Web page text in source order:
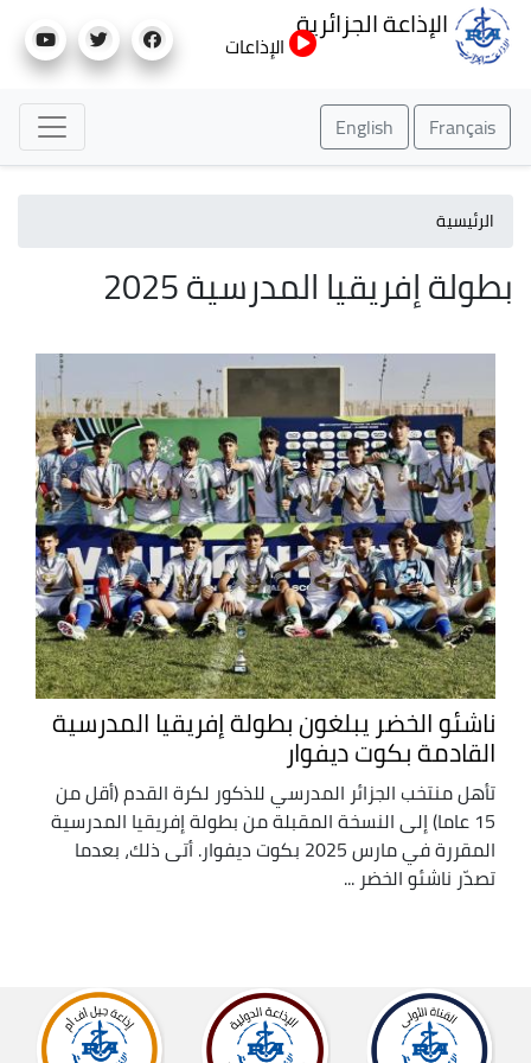
إلى
الإذاعة الجزائرية
الإذاعات
Français
English
الرئيسية
بطولة إفريقيا المدرسية 2025
ناشئو الخضر يبلغون بطولة إفريقيا المدرسية
القادمة بكوت ديفوار
تأهل منتخب الجزائر المدرسي للذكور لكرة القدم (أقل من
15 عاما) إلى النسخة المقبلة من بطولة إفريقيا المدرسية
المقررة في مارس 2025 بكوت ديفوار. أتى ذلك، بعدما
تصدّر ناشئو الخضر ...